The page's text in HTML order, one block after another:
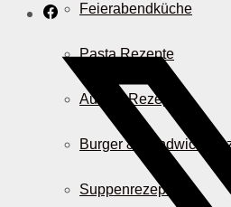
Feierabendküche
Pasta Rezepte
Auflauf Rezepte
Burger & Sandwich
Suppenrezepte